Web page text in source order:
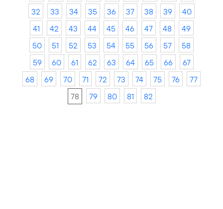
32
33 34 35 36 37 38 39
40
41
42 43 44 45 46 47 48
49
50
51 52 53 54 55 56 57
58
59
60 61 62 63 64 65 66
67
68
69 70 71 72 73 74 75 76
77
78
79 80 81 82